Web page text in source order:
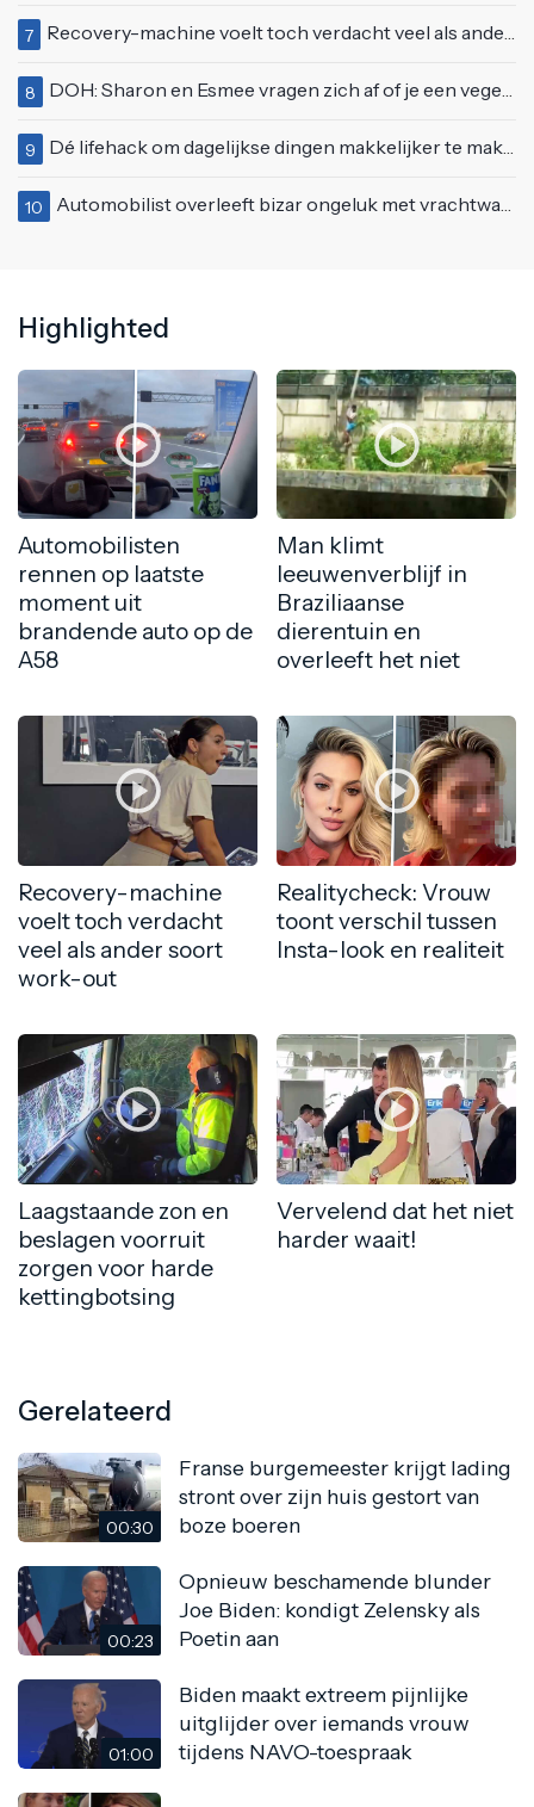
7 Recovery-machine voelt toch verdacht veel als ander soort work-out
8 DOH: Sharon en Esmee vragen zich af of je een vegetariër bent als je kip eet
9 Dé lifehack om dagelijkse dingen makkelijker te maken
10 Automobilist overleeft bizar ongeluk met vrachtwagen
Highlighted
Automobilisten
rennen op laatste
moment uit
brandende auto op de
A58
Man klimt
leeuwenverblijf in
Braziliaanse
dierentuin en
overleeft het niet
Recovery-machine
voelt toch verdacht
veel als ander soort
work-out
Realitycheck: Vrouw
toont verschil tussen
Insta-look en realiteit
Laagstaande zon en
beslagen voorruit
zorgen voor harde
kettingbotsing
Vervelend dat het niet
harder waait!
Gerelateerd
00:30
Franse burgemeester krijgt lading
stront over zijn huis gestort van
boze boeren
00:23
Opnieuw beschamende blunder
Joe Biden: kondigt Zelensky als
Poetin aan
01:00
Biden maakt extreem pijnlijke
uitglijder over iemands vrouw
tijdens NAVO-toespraak